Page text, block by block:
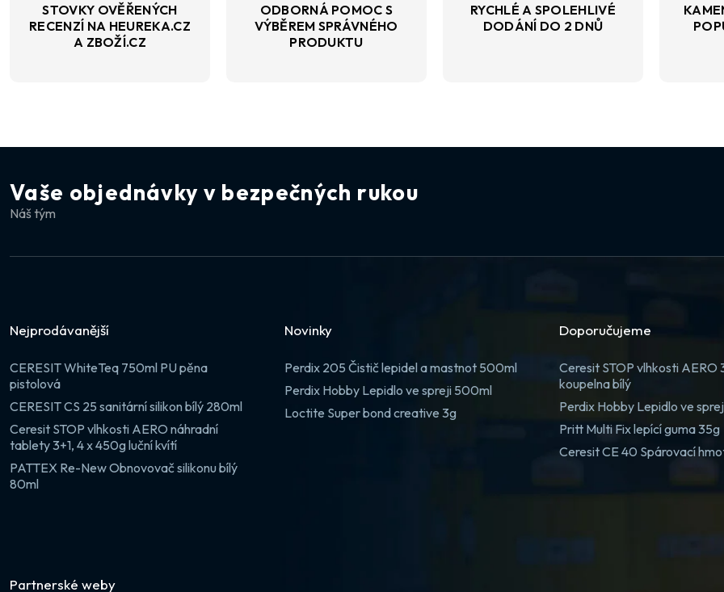
STOVKY OVĚŘENÝCH
RECENZÍ NA HEUREKA.CZ
A ZBOŽÍ.CZ
ODBORNÁ POMOC S
VÝBĚREM SPRÁVNÉHO
PRODUKTU
RYCHLÉ A SPOLEHLIVÉ
DODÁNÍ DO 2 DNŮ
Vaše objednávky v bezpečných rukou
Náš tým
Nejprodávanější
CERESIT WhiteTeq 750ml PU pěna
pistolová
CERESIT CS 25 sanitární silikon bílý 280ml
Ceresit STOP vlhkosti AERO náhradní
tablety 3+1, 4 x 450g luční kvítí
PATTEX Re-New Obnovovač silikonu bílý
80ml
Novinky
Perdix 205 Čistič lepidel a mastnot 500ml
Perdix Hobby Lepidlo ve spreji 500ml
Loctite Super bond creative 3g
Doporučujeme
Ceresit STOP vlhkosti AERO
koupelna bílý
Perdix Hobby Lepidlo ve
Pritt Multi Fix lepící guma 35g
Ceresit CE 40 Spárovací
Partnerské weby